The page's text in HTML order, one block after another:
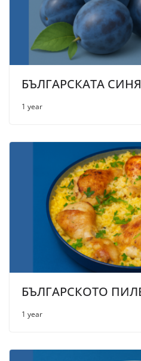
БЪЛГАРСКАТА
1 year
БЪЛГАРСКОТО
1 year